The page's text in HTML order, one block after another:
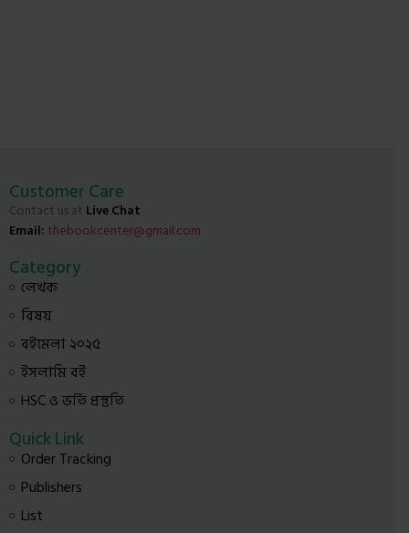
Customer Care
Contact us at Live Chat
Email: thebookcenter@gmail.com
Category
লেখক
বিষয়
বইমেলা ২০২৫
ইসলামি বই
HSC ও ভর্তি প্রস্তুতি
Quick Link
Order Tracking
Publishers
List